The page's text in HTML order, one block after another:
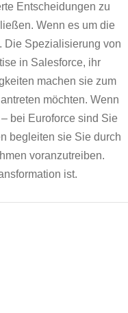
Entscheidungen zu
Wenn es um die
Die Spezialisierung von
in Salesforce, ihr
machen sie zum
möchten. Wenn
bei Euroforce sind Sie
begleiten sie Sie durch
voranzutreiben.
ist.